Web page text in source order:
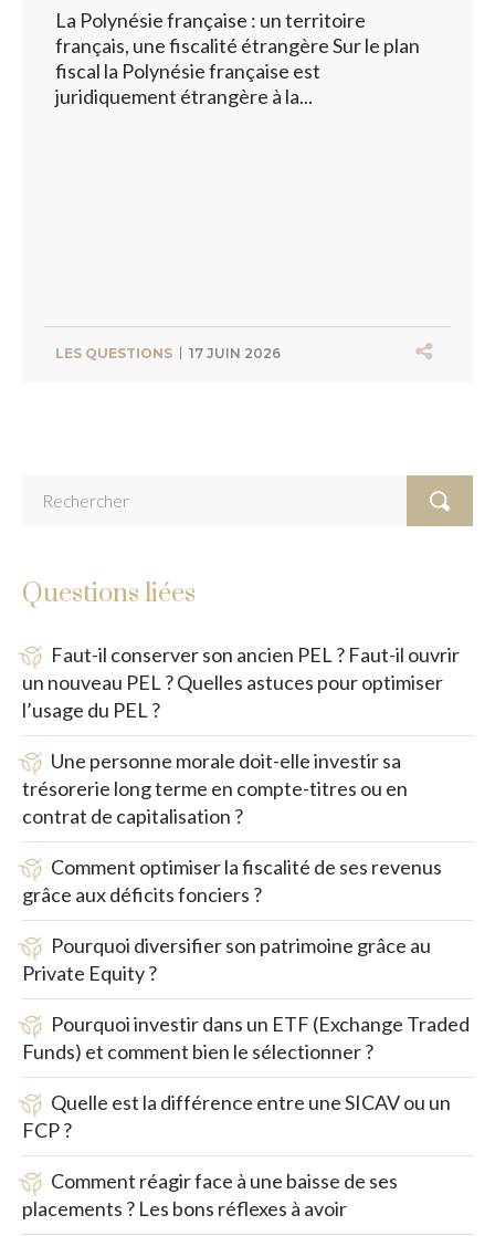
La Polynésie française : un territoire
français, une fiscalité étrangère Sur le plan
fiscal la Polynésie française est
juridiquement étrangère à la...
LES QUESTIONS 17 JUIN 2026
Questions liées
Faut-il conserver son ancien PEL ? Faut-il ouvrir
un nouveau PEL ? Quelles astuces pour optimiser
l’usage du PEL ?
Une personne morale doit-elle investir sa
trésorerie long terme en compte-titres ou en
contrat de capitalisation ?
Comment optimiser la fiscalité de ses revenus
grâce aux déficits fonciers ?
Pourquoi diversifier son patrimoine grâce au
Private Equity ?
Pourquoi investir dans un ETF (Exchange Traded
Funds) et comment bien le sélectionner ?
Quelle est la différence entre une SICAV ou un
FCP ?
Comment réagir face à une baisse de ses
placements ? Les bons réflexes à avoir